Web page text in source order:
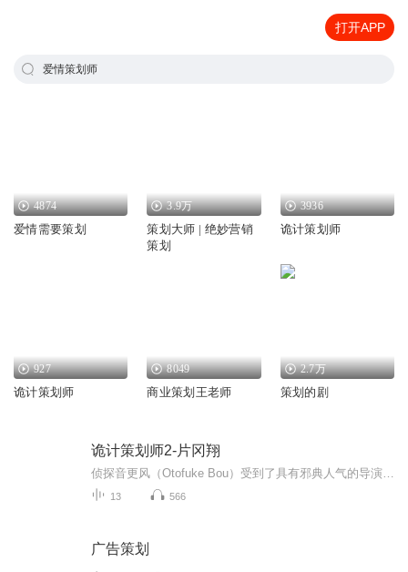
打开APP
爱情策划师
4874
爱情需要策划
3.9万
策划大师 | 绝妙营销
策划
3936
诡计策划师
927
诡计策划师
8049
商业策划王老师
2.7万
策划的剧
诡计策划师2-片冈翔
13 566
广告策划